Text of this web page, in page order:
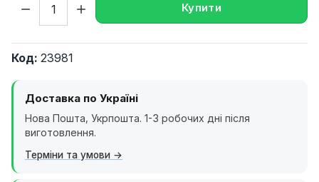
Купити
Код: 23981
Доставка по Україні
Нова Пошта, Укрпошта. 1-3 робочих дні після
виготовлення.
Терміни та умови